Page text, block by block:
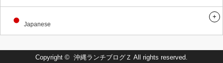
Japanese
Copyright © 沖縄ランチブログＺ All rights reserved.